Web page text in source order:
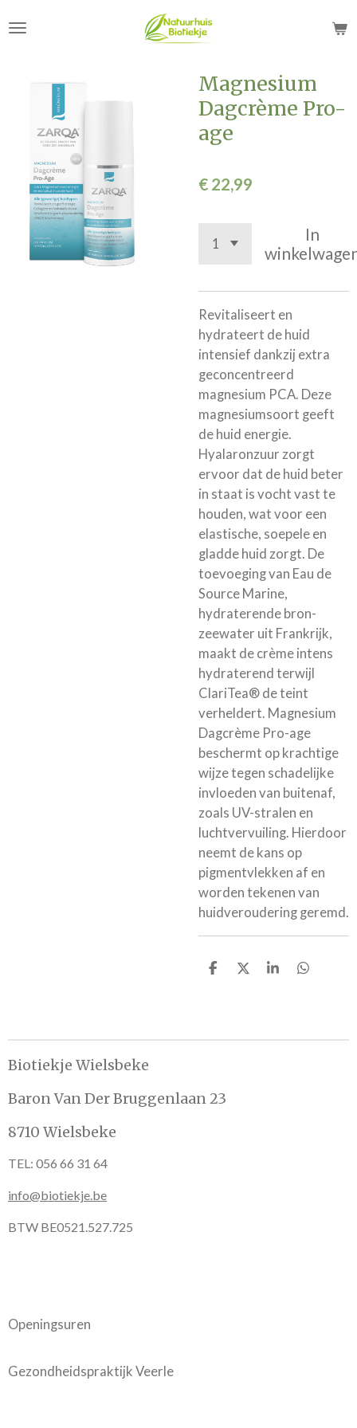
direct
hoofdinhoud
Magnesium
Dagcrème Pro-
age
€ 22,99
In
Revitaliseert en
hydrateert de huid
intensief dankzij extra
geconcentreerd
magnesium PCA. Deze
magnesiumsoort geeft
de huid energie.
Hyalaronzuur zorgt
ervoor dat de huid beter
in staat is vocht vast te
houden, wat voor een
elastische, soepele en
gladde huid zorgt. De
toevoeging van Eau de
Source Marine,
hydraterende bron-
zeewater uit Frankrijk,
maakt de crème intens
hydraterend terwijl
ClariTea® de teint
verheldert. Magnesium
Dagcrème Pro-age
beschermt op krachtige
wijze tegen schadelijke
invloeden van buitenaf,
zoals UV-stralen en
luchtvervuiling. Hierdoor
neemt de kans op
pigmentvlekken af en
worden tekenen van
huidveroudering geremd.
D
D
S
D
Biotiekje Wielsbeke
Baron Van Der Bruggenlaan 23
8710 Wielsbeke
TEL: 056 66 31 64
info@biotiekje.be
BTW BE0521.527.725
Openingsuren
Gezondheidspraktijk Veerle